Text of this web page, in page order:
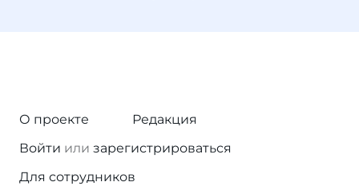
О проекте
Редакция
Войти или зарегистрироваться
Для сотрудников